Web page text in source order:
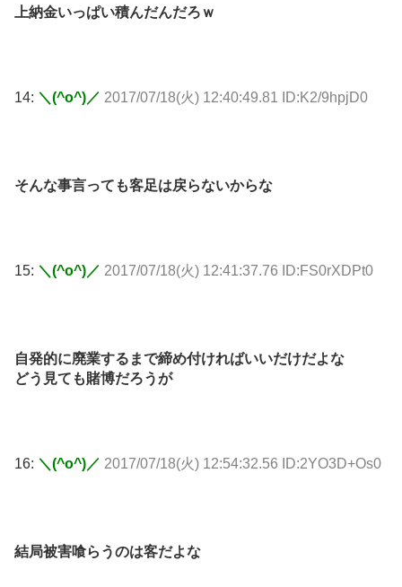
上納金いっぱい積んだんだろｗ
14: ＼(^o^)／ 2017/07/18(火) 12:40:49.81 ID:K2/9hpjD0
そんな事言っても客足は戻らないからな
15: ＼(^o^)／ 2017/07/18(火) 12:41:37.76 ID:FS0rXDPt0
自発的に廃業するまで締め付ければいいだけだよな
どう見ても賭博だろうが
16: ＼(^o^)／ 2017/07/18(火) 12:54:32.56 ID:2YO3D+Os0
結局被害喰らうのは客だよな